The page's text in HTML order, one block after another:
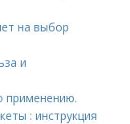
на выбор
и
: инструкция